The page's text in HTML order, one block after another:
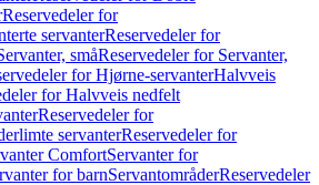
Reservedeler for
servanterReservedeler for
småReservedeler for Servanter,
for Hjørne-servanterHalvveis
for Halvveis nedfelt
Reservedeler for
servanterReservedeler for
ComfortServanter for
for barnServantområderReservedeler